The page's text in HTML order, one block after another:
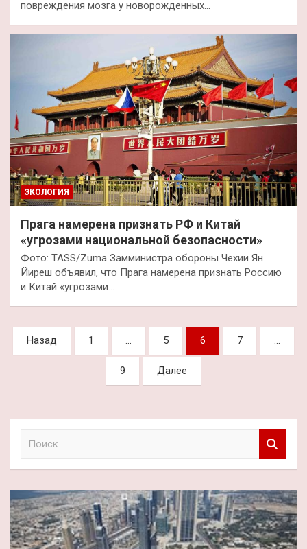
повреждения мозга у новорожденных…
ЭКОЛОГИЯ
Прага намерена признать РФ и Китай
«угрозами национальной безопасности»
Фото: TASS/Zuma Замминистра обороны Чехии Ян
Йиреш объявил, что Прага намерена признать Россию
и Китай «угрозами…
Пагинация
записей
Назад 1 … 5 6 7 …
9 Далее
к